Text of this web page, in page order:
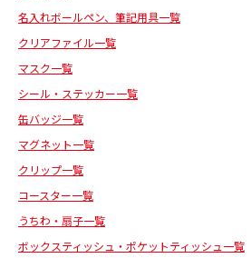
名入れボールペン、筆記用具一覧
クリアファイル一覧
マスク一覧
シール・ステッカー一覧
缶バッジ一覧
マグネット一覧
クリップ一覧
コースター一覧
うちわ・扇子一覧
ボックスティッシュ・ポケットティッシュ一覧